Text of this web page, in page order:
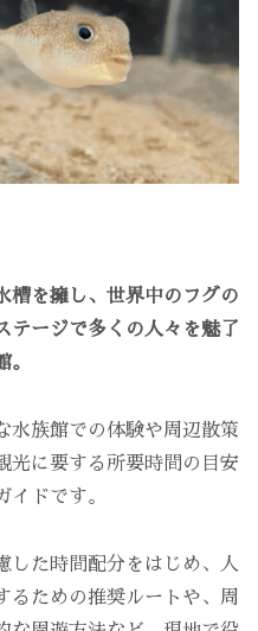
槽を擁し、世界中のフグの
テージで多くの人々を魅了
。
水族館での体験や周辺散策
光に要する所要時間の目安
イドです。
した時間配分をはじめ、人
るための推奨ルートや、周